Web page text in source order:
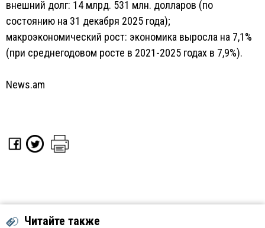
внешний долг: 14 млрд. 531 млн. долларов (по
состоянию на 31 декабря 2025 года);
макроэкономический рост: экономика выросла на 7,1%
(при среднегодовом росте в 2021-2025 годах в 7,9%).
News.am
Читайте также